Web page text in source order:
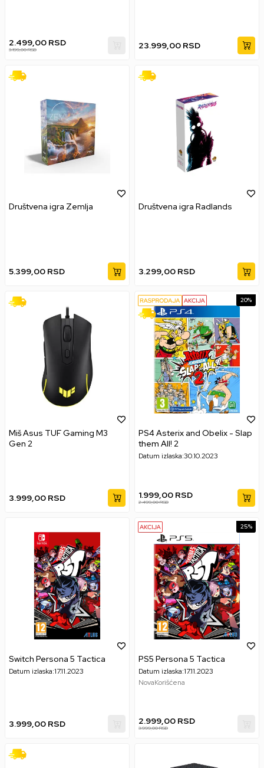
2.499,00 RSD
3.199,00 RSD 23.999,00 RSD
Društvena igra Zemlja
5.399,00 RSD
Društvena igra Radlands
3.299,00 RSD
Miš Asus TUF Gaming M3
Gen 2
3.999,00 RSD
20%
PS4 Asterix and Obelix - Slap
them All! 2
Datum izlaska:30.10.2023
1.999,00 RSD
2.499,00 RSD
Switch Persona 5 Tactica
Datum izlaska:17.11.2023
3.999,00 RSD
25%
PS5 Persona 5 Tactica
Datum izlaska:17.11.2023
NovaKorišćena
2.999,00 RSD
3.999,00 RSD